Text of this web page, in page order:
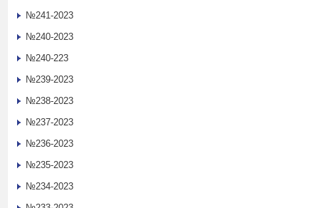
№241-2023
№240-2023
№240-223
№239-2023
№238-2023
№237-2023
№236-2023
№235-2023
№234-2023